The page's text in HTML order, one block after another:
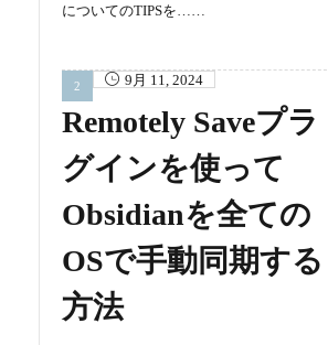
についてのTIPSを……
9月 11, 2024
Remotely Saveプラ
グインを使って
Obsidianを全ての
OSで手動同期する
方法